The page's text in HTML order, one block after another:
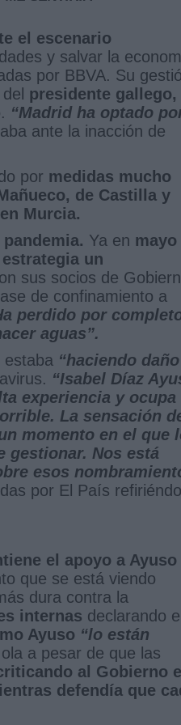
el escenario
y salvar la
por BBVA. Su
presidente gallego,
“Madrid ha optado
ante la inacción de
por medidas mucho
de Castilla y
Murcia.
Ya en mayo
un
sus socios de
de confinamiento a
perdido por
aguas”.
estaba “haciendo
“Isabel Díaz
experiencia y ocupa
La sensación
momento en el que
gestionar. Nos está
esos
por El País
el apoyo a Ayuso
que se está viendo
dura contra la
internas declarando
Ayuso “lo están
a pesar de que las
al Gobierno
defendía que